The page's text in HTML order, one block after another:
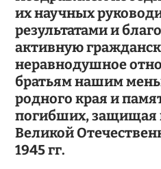
их научных
результатами и
активную
неравнодушное
братьям нашим
родного края и
погибших, защищая
Великой
1945 гг.